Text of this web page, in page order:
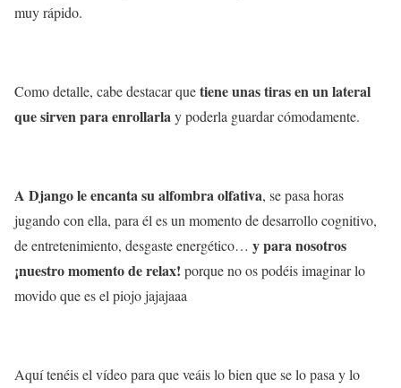
muy rápido.
Como detalle, cabe destacar quetiene unas tiras en un lateral
que sirven para enrollarlay poderla guardar cómodamente.
A Django le encanta su alfombra olfativa, se pasa horas
jugando con ella, para él es un momento de desarrollo cognitivo,
de entretenimiento, desgaste energético… y para nosotros
¡nuestro momento de relax! porque no os podéis imaginar lo
movido que es el piojo jajajaaa
Aquí tenéis el vídeo para que veáis lo bien que se lo pasa y lo